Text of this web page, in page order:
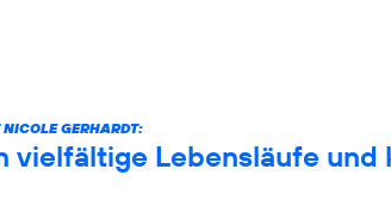
GERHARDT:
vielfältige Lebensläufe und